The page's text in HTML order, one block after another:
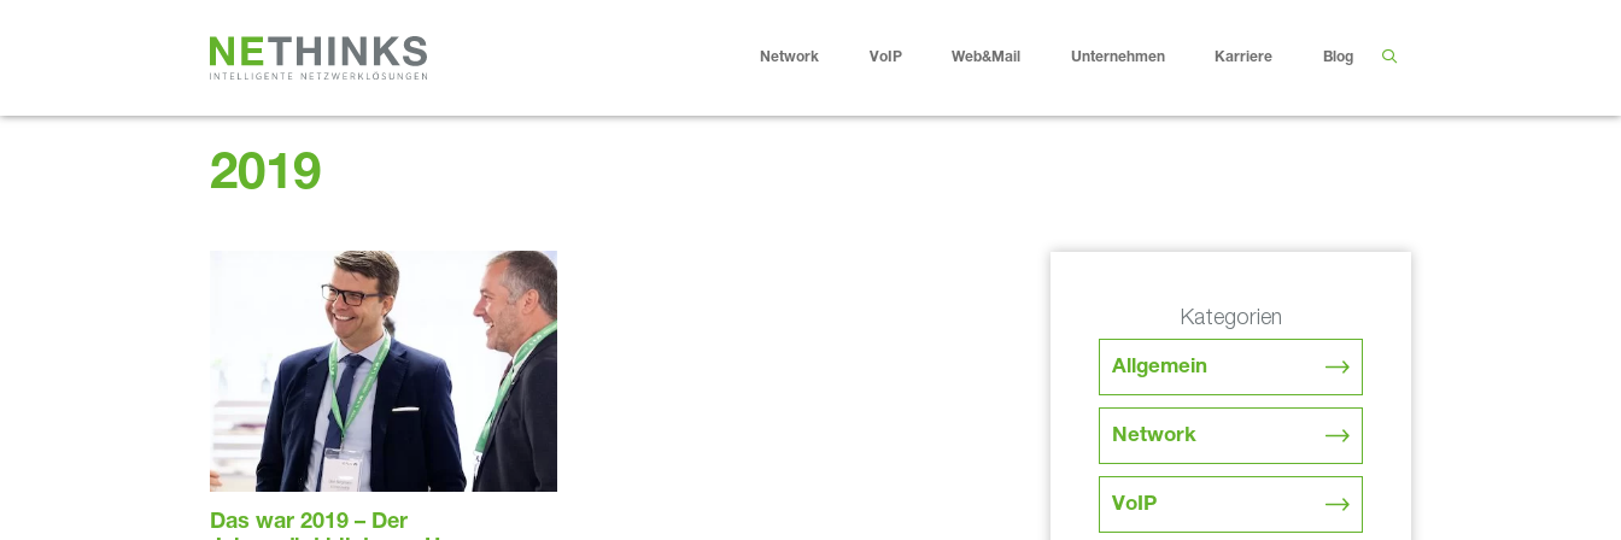
Network VoIP Web&Mail Unternehmen Karriere Blog
2019
Das war 2019 – Der
Kategorien
Allgemein
Network
VoIP